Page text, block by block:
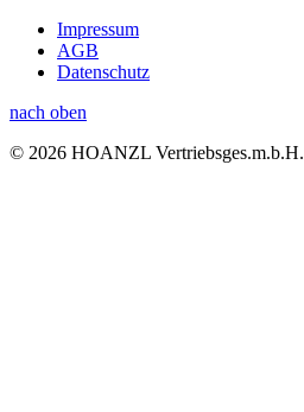
Impressum
AGB
Datenschutz
nach oben
© 2026 HOANZL Vertriebsges.m.b.H.